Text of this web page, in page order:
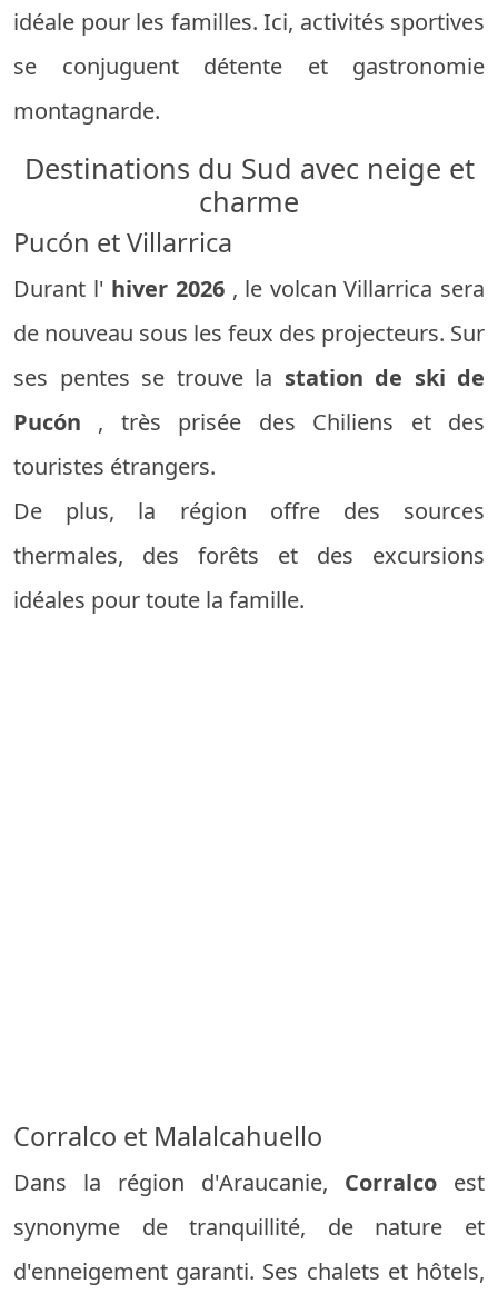
idéale pour les familles. Ici, activités sportives
se conjuguent détente et gastronomie
montagnarde.
Destinations du Sud avec neige et
charme
Pucón et Villarrica
Durant l' hiver 2026, le volcan Villarrica sera
de nouveau sous les feux des projecteurs. Sur
ses pentes se trouve la station de ski de
Pucón , très prisée des Chiliens et des
touristes étrangers.
De plus, la région offre des sources
thermales, des forêts et des excursions
idéales pour toute la famille.
Corralco et Malalcahuello
Dans la région d'Araucanie, Corralco est
synonyme de tranquillité, de nature et
d'enneigement garanti. Ses chalets et hôtels,